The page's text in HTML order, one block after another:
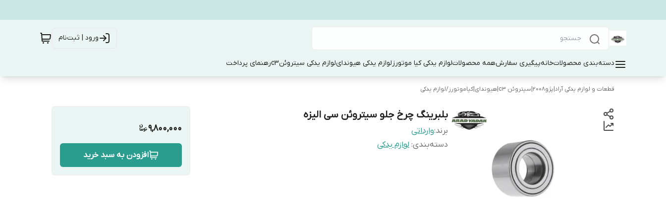
ورود | ثبت‌نام
دسته‌بندی محصولاتخانهپیگیری سفارشهمه محصولاتلوازم یدکی کیا موتورزلوازم یدکی هیوندایلوازم یدکی سیتروئنc3 رهنمای پرداخت
قطعات و لوازم یدکی آراد|پژو۲۰۰۸|سیتروئن c3|هیوندای|کیاموتورز /لوازم یدکی
بلبرینگ چرخ جلو سیتروئن سی الیزه
برند:وارداتی
دسته‌بندی: لوازم یدکی
9,800,000
افزودن به سبد خرید